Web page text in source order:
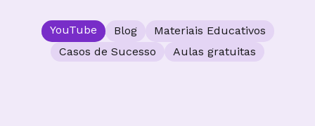
YouTube Blog
Materiais Educativos
Casos de Sucesso
Aulas gratuitas